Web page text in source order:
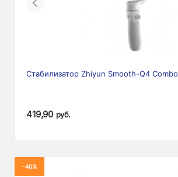
Стабилизатор Zhiyun Smooth-Q4 Combo
419,90 руб.
-40%